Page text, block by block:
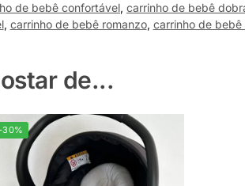
de bebê confortável, carrinho de bebê
, carrinho de bebê romanzo, carrinho de bebê
de...
30%